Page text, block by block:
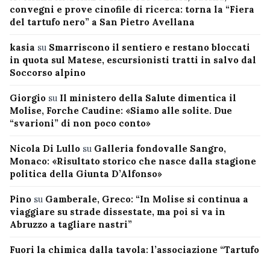
convegni e prove cinofile di ricerca: torna la “Fiera
del tartufo nero” a San Pietro Avellana
kasia su Smarriscono il sentiero e restano bloccati
in quota sul Matese, escursionisti tratti in salvo dal
Soccorso alpino
Giorgio su Il ministero della Salute dimentica il
Molise, Forche Caudine: «Siamo alle solite. Due
“svarioni” di non poco conto»
Nicola Di Lullo su Galleria fondovalle Sangro,
Monaco: «Risultato storico che nasce dalla stagione
politica della Giunta D’Alfonso»
Pino su Gamberale, Greco: “In Molise si continua a
viaggiare su strade dissestate, ma poi si va in
Abruzzo a tagliare nastri”
Fuori la chimica dalla tavola: l’associazione “Tartufo